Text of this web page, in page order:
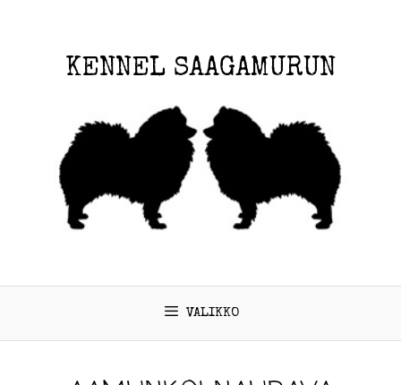
KENNEL SAAGAMURUN
VALIKKO